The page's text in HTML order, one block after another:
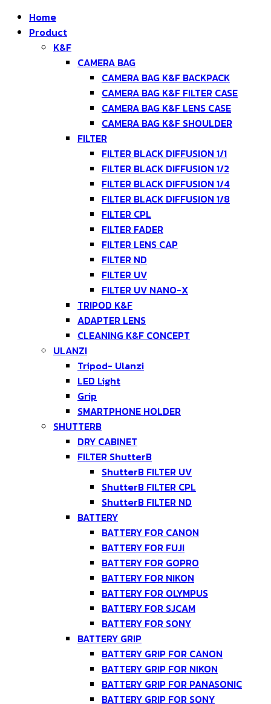
Home
Product
K&F
CAMERA BAG
CAMERA BAG K&F BACKPACK
CAMERA BAG K&F FILTER CASE
CAMERA BAG K&F LENS CASE
CAMERA BAG K&F SHOULDER
FILTER
FILTER BLACK DIFFUSION 1/1
FILTER BLACK DIFFUSION 1/2
FILTER BLACK DIFFUSION 1/4
FILTER BLACK DIFFUSION 1/8
FILTER CPL
FILTER FADER
FILTER LENS CAP
FILTER ND
FILTER UV
FILTER UV NANO-X
TRIPOD K&F
ADAPTER LENS
CLEANING K&F CONCEPT
ULANZI
Tripod- Ulanzi
LED Light
Grip
SMARTPHONE HOLDER
SHUTTERB
DRY CABINET
FILTER ShutterB
ShutterB FILTER UV
ShutterB FILTER CPL
ShutterB FILTER ND
BATTERY
BATTERY FOR CANON
BATTERY FOR FUJI
BATTERY FOR GOPRO
BATTERY FOR NIKON
BATTERY FOR OLYMPUS
BATTERY FOR SJCAM
BATTERY FOR SONY
BATTERY GRIP
BATTERY GRIP FOR CANON
BATTERY GRIP FOR NIKON
BATTERY GRIP FOR PANASONIC
BATTERY GRIP FOR SONY